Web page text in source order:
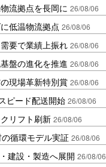
流拠点を長岡に 26/08/06
低温物流拠点 26/08/06
要で業績上振れ 26/08/06
盤の進化を推進 26/08/06
現場革新特別賞 26/08/06
ピード配送開始 26/08/06
リフト刷新 26/08/06
循環モデル実証 26/08/06
建設・製造へ展開 26/08/06